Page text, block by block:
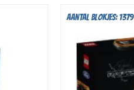
Aantal blokjes: 1379